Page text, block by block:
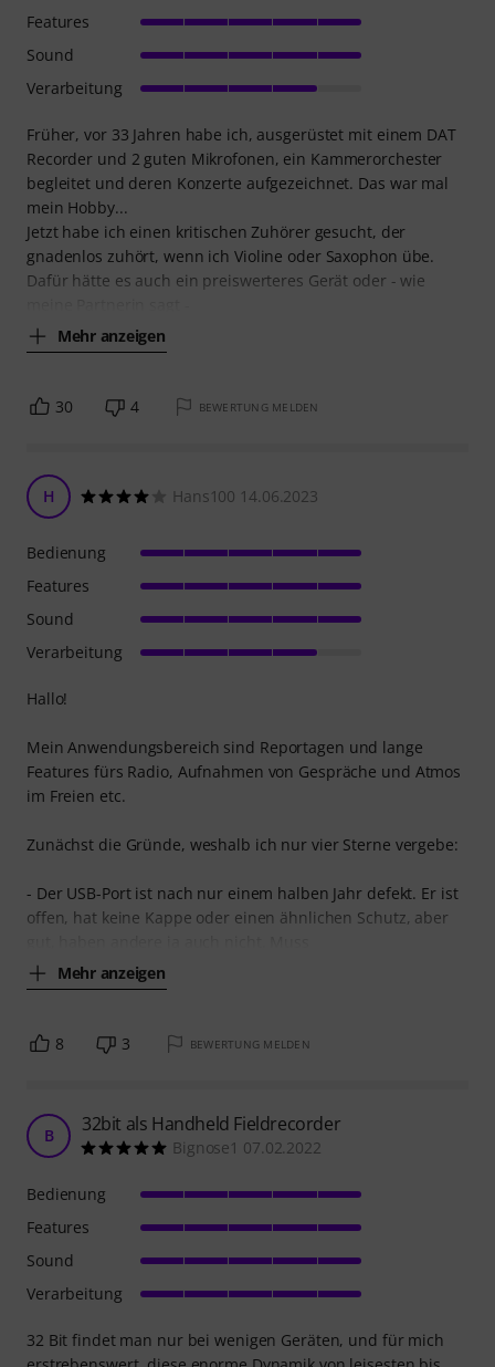
Früher, vor 33 Jahren habe ich, ausgerüstet mit einem DAT
Recorder und 2 guten Mikrofonen, ein Kammerorchester
begleitet und deren Konzerte aufgezeichnet. Das war mal
mein Hobby...
Jetzt habe ich einen kritischen Zuhörer gesucht, der
gnadenlos zuhört, wenn ich Violine oder Saxophon übe.
Dafür hätte es auch ein preiswerteres Gerät oder - wie
Mehr anzeigen
Features
Sound
Verarbeitung
30 4 BEWERTUNG MELDEN
H Hans100 14.06.2023
Hallo!
Mein Anwendungsbereich sind Reportagen und lange
Features fürs Radio, Aufnahmen von Gespräche und Atmos
im Freien etc.
Zunächst die Gründe, weshalb ich nur vier Sterne vergebe:
- Der USB-Port ist nach nur einem halben Jahr defekt. Er ist
offen, hat keine Kappe oder einen ähnlichen Schutz, aber
Mehr anzeigen
Bedienung
Features
Sound
Verarbeitung
8 3 BEWERTUNG MELDEN
B 32bit als Handheld Fieldrecorder
Bignose1 07.02.2022
32 Bit findet man nur bei wenigen Geräten, und für mich
Bedienung
Features
Sound
Verarbeitung